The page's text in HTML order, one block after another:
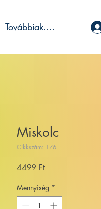
Továbbiak....
Miskolc
Cikkszám: 176
4499 FtÁr
Mennyiség *